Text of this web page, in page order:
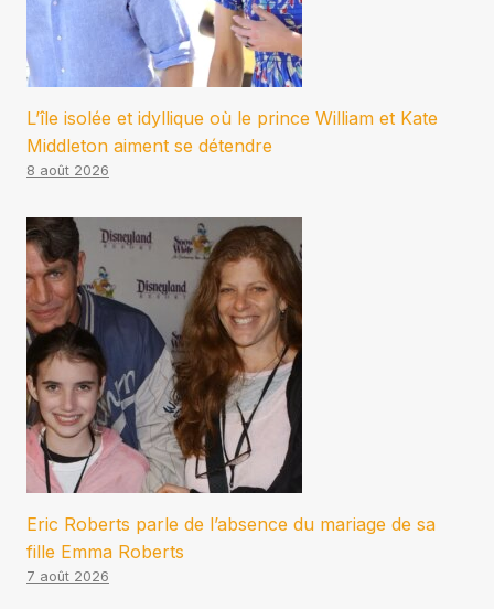
L’île isolée et idyllique où le prince William et Kate
Middleton aiment se détendre
8 août 2026
Eric Roberts parle de l’absence du mariage de sa
fille Emma Roberts
7 août 2026